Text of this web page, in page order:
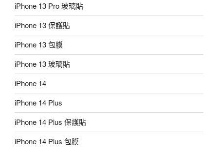
iPhone 13 Pro 玻璃貼
iPhone 13 保護貼
iPhone 13 包膜
iPhone 13 玻璃貼
iPhone 14
iPhone 14 Plus
iPhone 14 Plus 保護貼
iPhone 14 Plus 包膜